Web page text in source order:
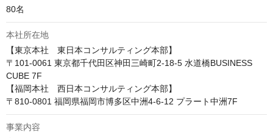
80名
本社所在地
【東京本社　東日本コンサルティング本部】
〒101-0061 東京都千代田区神田三崎町2-18-5 水道橋BUSINESS
CUBE 7F
【福岡本社　西日本コンサルティング本部】
〒810-0801 福岡県福岡市博多区中洲4-6-12 プラート中洲7F
事業内容